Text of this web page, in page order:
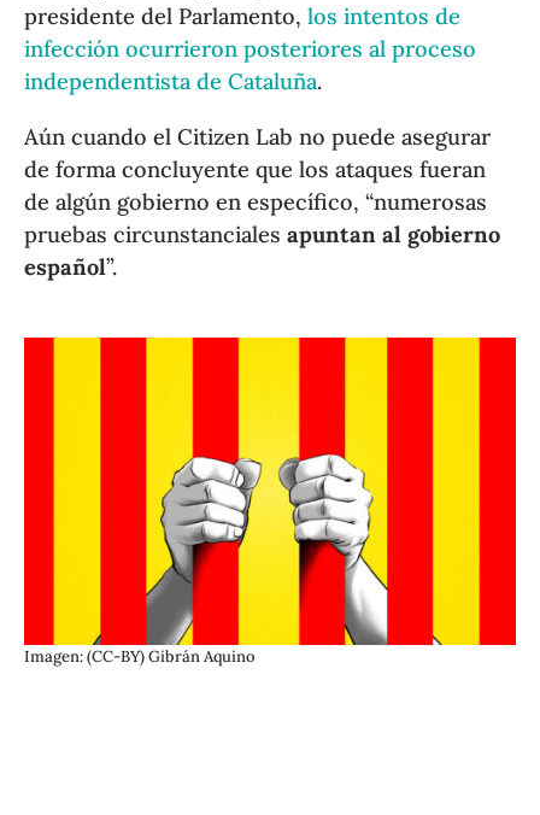
presidente del Parlamento,los intentos de
infección ocurrieron posteriores al proceso
independentista de Cataluña.
Aún cuando el Citizen Lab no puede asegurar
de forma concluyente que los ataques fueran
de algún gobierno en específico, “numerosas
pruebas circunstancialesapuntan al gobierno
español”.
Imagen: (CC-BY) Gibrán Aquino